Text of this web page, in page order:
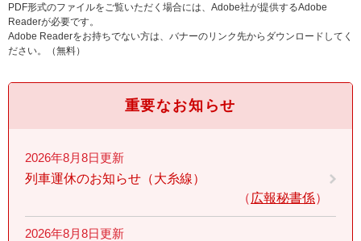
PDF形式のファイルをご覧いただく場合には、Adobe社が提供するAdobe
Readerが必要です。
Adobe Readerをお持ちでない方は、バナーのリンク先からダウンロードしてく
ださい。（無料）
重要なお知らせ
2026年8月8日更新
列車運休のお知らせ（大糸線）
広報秘書係
2026年8月8日更新